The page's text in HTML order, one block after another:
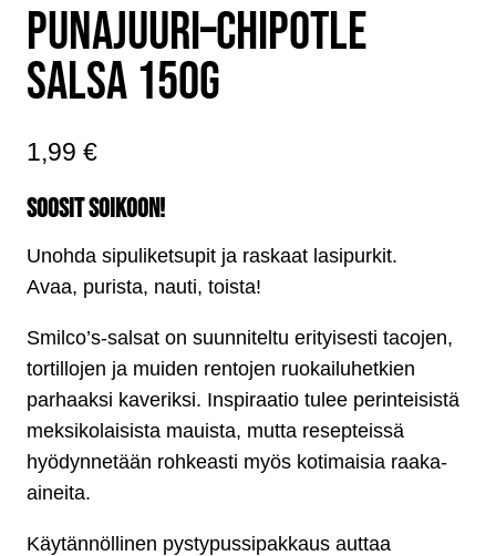
PUNAJUURI–CHIPOTLE
SALSA 150G
1,99 €
SOOSIT SOIKOON!
Unohda sipuliketsupit ja raskaat lasipurkit.
Avaa, purista, nauti, toista!
Smilco’s-salsat on suunniteltu erityisesti tacojen,
tortillojen ja muiden rentojen ruokailuhetkien
parhaaksi kaveriksi. Inspiraatio tulee perinteisistä
meksikolaisista mauista, mutta resepteissä
hyödynnetään rohkeasti myös kotimaisia raaka-
aineita.
Käytännöllinen pystypussipakkaus auttaa